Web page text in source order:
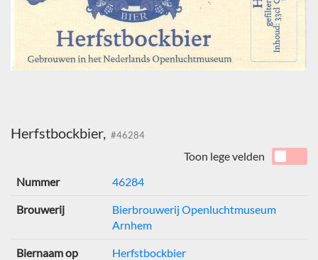
Herfstbockbier, #46284
Toon lege velden
Nummer
46284
Brouwerij
Bierbrouwerij Openluchtmuseum
Arnhem
Biernaam op
Herfstbockbier